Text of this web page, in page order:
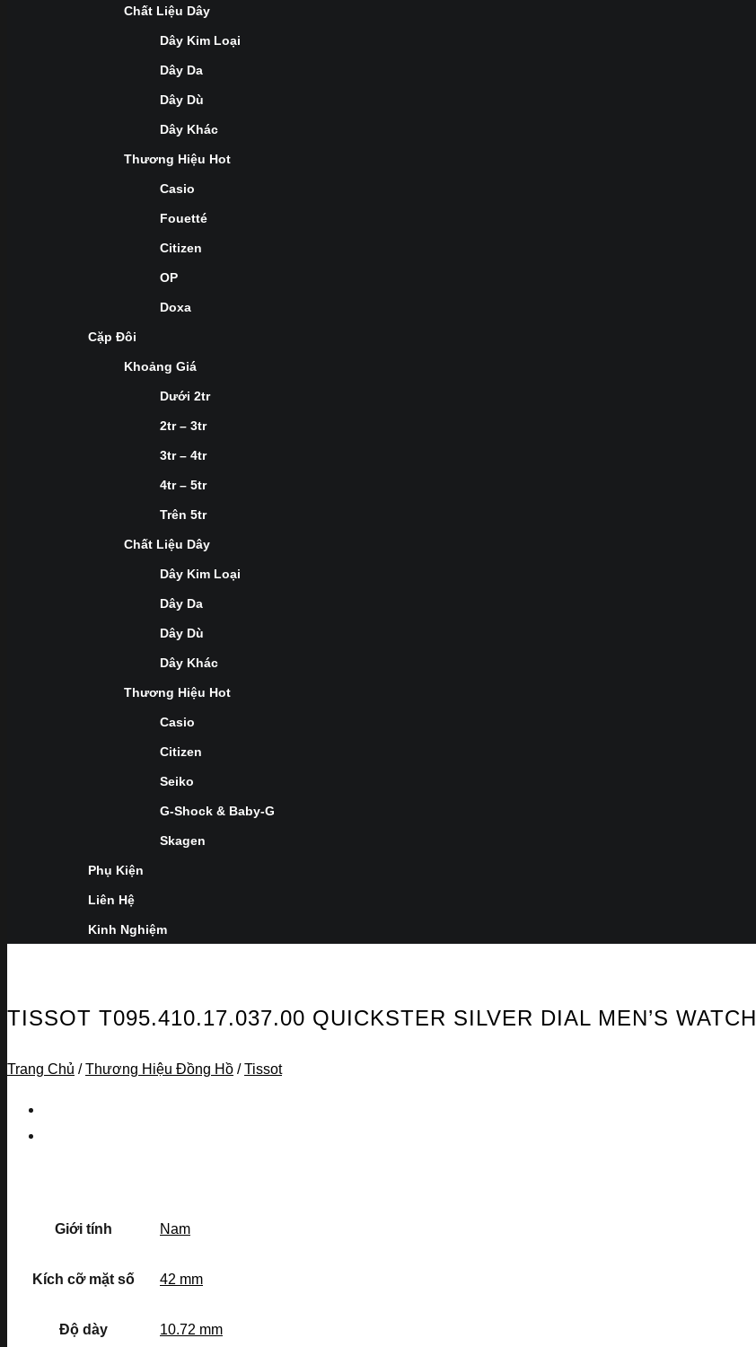
Chất Liệu Dây
Dây Kim Loại
Dây Da
Dây Dù
Dây Khác
Thương Hiệu Hot
Casio
Fouetté
Citizen
OP
Doxa
Cặp Đôi
Khoảng Giá
Dưới 2tr
2tr – 3tr
3tr – 4tr
4tr – 5tr
Trên 5tr
Chất Liệu Dây
Dây Kim Loại
Dây Da
Dây Dù
Dây Khác
Thương Hiệu Hot
Casio
Citizen
Seiko
G-Shock & Baby-G
Skagen
Phụ Kiện
Liên Hệ
Kinh Nghiệm
TISSOT T095.410.17.037.00 QUICKSTER SILVER DIAL MEN’S WATCH
Trang Chủ / Thương Hiệu Đồng Hồ / Tissot
Giới tính Nam
Kích cỡ mặt số 42 mm
Độ dày 10.72 mm